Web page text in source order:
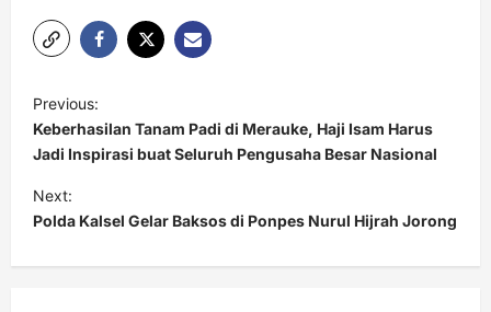
P
o
s
t
n
a
Previous:
Keberhasilan Tanam Padi di Merauke, Haji Isam Harus
Jadi Inspirasi buat Seluruh Pengusaha Besar Nasional
Next:
Polda Kalsel Gelar Baksos di Ponpes Nurul Hijrah Jorong